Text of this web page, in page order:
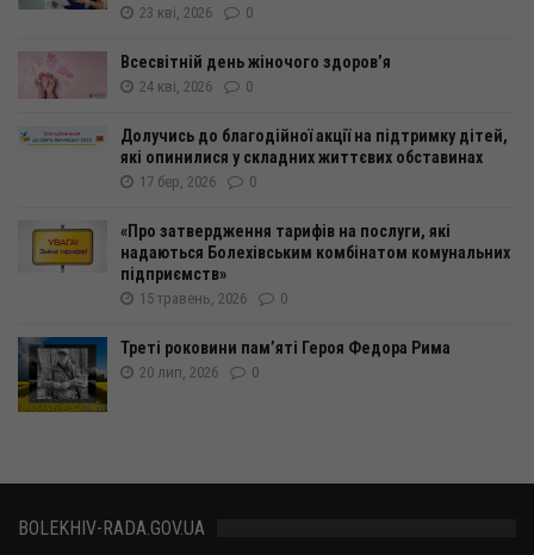
23 кві, 2026 0
Всесвітній день жіночого здоров’я
24 кві, 2026 0
Долучись до благодійної акції на підтримку дітей,
які опинилися у складних життєвих обставинах
17 бер, 2026 0
«Про затвердження тарифів на послуги, які
надаються Болехівським комбінатом комунальних
підприємств»
15 травень, 2026 0
Треті роковини пам’яті Героя Федора Рима
20 лип, 2026 0
BOLEKHIV-RADA.GOV.UA